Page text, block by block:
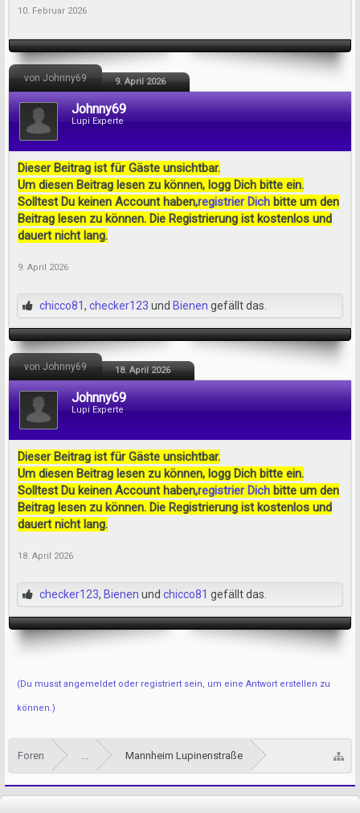
10. Februar 2026
von Johnny69 9. April 2026
Johnny69
Lupi Experte
Dieser Beitrag ist für Gäste unsichtbar.
Um diesen Beitrag lesen zu können, logg Dich bitte ein.
Solltest Du keinen Account haben,registrier Dich bitte um den
Beitrag lesen zu können. Die Registrierung ist kostenlos und
dauert nicht lang.
9. April 2026
chicco81, checker123 und Bienen gefällt das.
von Johnny69 18. April 2026
Johnny69
Lupi Experte
Dieser Beitrag ist für Gäste unsichtbar.
Um diesen Beitrag lesen zu können, logg Dich bitte ein.
Solltest Du keinen Account haben,registrier Dich bitte um den
Beitrag lesen zu können. Die Registrierung ist kostenlos und
dauert nicht lang.
18. April 2026
checker123, Bienen und chicco81 gefällt das.
(Du musst angemeldet oder registriert sein, um eine Antwort erstellen zu
können.)
Foren ... Mannheim Lupinenstraße